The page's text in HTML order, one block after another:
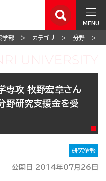
MENU
学部 カテゴリ 分野
専攻 牧野宏章さん
野研究支援金を受
研究情報
公開日 2014年07月26日